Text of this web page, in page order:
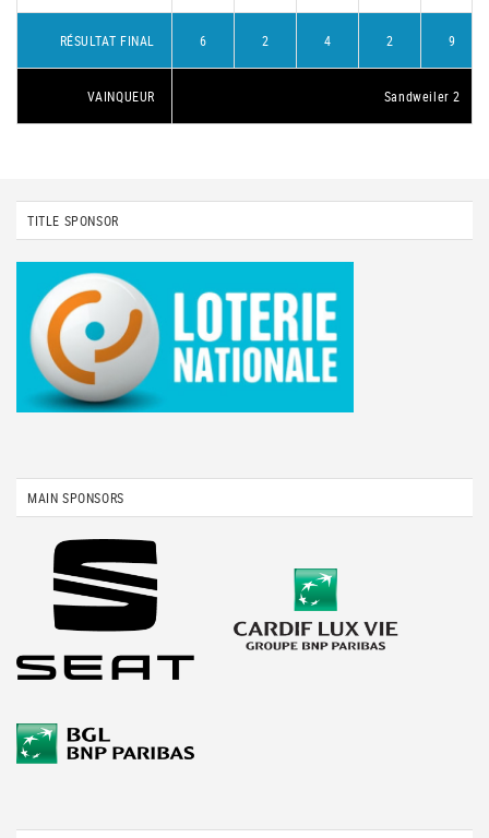
RÉSULTAT FINAL 6 2 4 2 9
VAINQUEUR Sandweiler 2
TITLE SPONSOR
MAIN SPONSORS